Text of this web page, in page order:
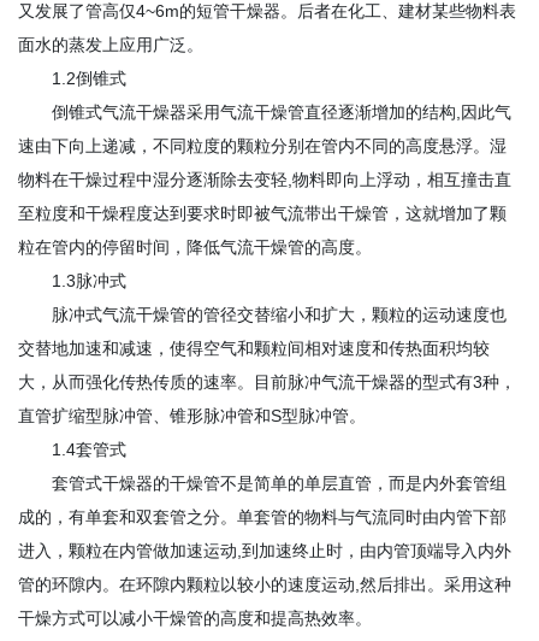
又发展了管高仅4~6m的短管干燥器。后者在化工、建材某些物料表
面水的蒸发上应用广泛。
1.2倒锥式
倒锥式气流干燥器采用气流干燥管直径逐渐增加的结构,因此气
速由下向上递减，不同粒度的颗粒分别在管内不同的高度悬浮。湿
物料在干燥过程中湿分逐渐除去变轻,物料即向上浮动，相互撞击直
至粒度和干燥程度达到要求时即被气流带出干燥管，这就增加了颗
粒在管内的停留时间，降低气流干燥管的高度。
1.3脉冲式
脉冲式气流干燥管的管径交替缩小和扩大，颗粒的运动速度也
交替地加速和减速，使得空气和颗粒间相对速度和传热面积均较
大，从而强化传热传质的速率。目前脉冲气流干燥器的型式有3种，
直管扩缩型脉冲管、锥形脉冲管和S型脉冲管。
1.4套管式
套管式干燥器的干燥管不是简单的单层直管，而是内外套管组
成的，有单套和双套管之分。单套管的物料与气流同时由内管下部
进入，颗粒在内管做加速运动,到加速终止时，由内管顶端导入内外
管的环隙内。在环隙内颗粒以较小的速度运动,然后排出。采用这种
干燥方式可以减小干燥管的高度和提高热效率。